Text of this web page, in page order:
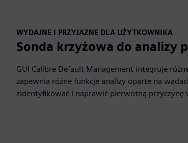
WYDAJNE I PRZYJAZNE DLA UŻYTKOWNIKA
Sonda krzyżowa do analizy
GUI Calibre Default Management integruje
zapewnia różne funkcje analizy oparte na
zidentyfikować i naprawić pierwotną przyczynę